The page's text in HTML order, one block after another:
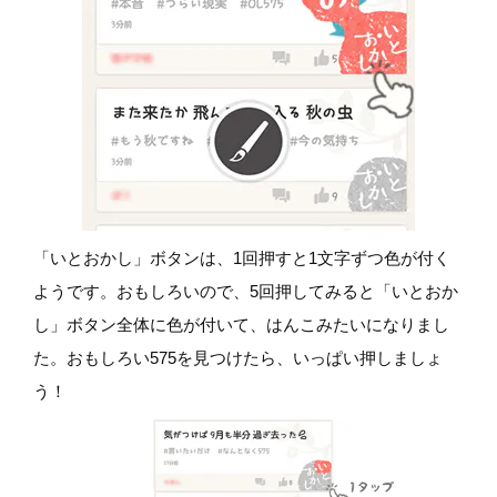
「いとおかし」ボタンは、1回押すと1文字ずつ色が付く
ようです。おもしろいので、5回押してみると「いとおか
し」ボタン全体に色が付いて、はんこみたいになりまし
た。おもしろい575を見つけたら、いっぱい押しましょ
う！